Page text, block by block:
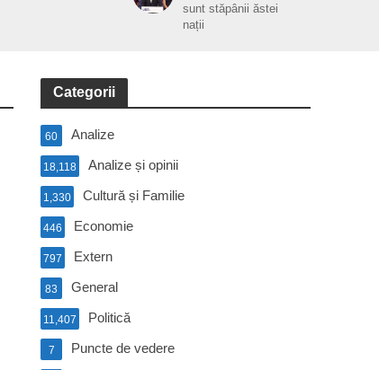
sunt stăpânii ăstei
nații
Categorii
Analize
60
Analize și opinii
18,118
Cultură și Familie
1,330
Economie
446
Extern
797
General
83
Politică
11,407
Puncte de vedere
7